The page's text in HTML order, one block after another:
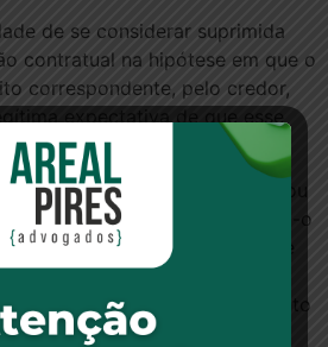
de se considerar suprimida
contratual na hipótese em que o
correspondente, pelo credor,
expectativa de que esse
no tempo.
de Tarso Sanseverino apontou
do ex-empregado idoso coloca-o
desvantagem no mercado de
poderá usufruir da
mais jovem, embora, enquanto
idade, contribuiu ativamente